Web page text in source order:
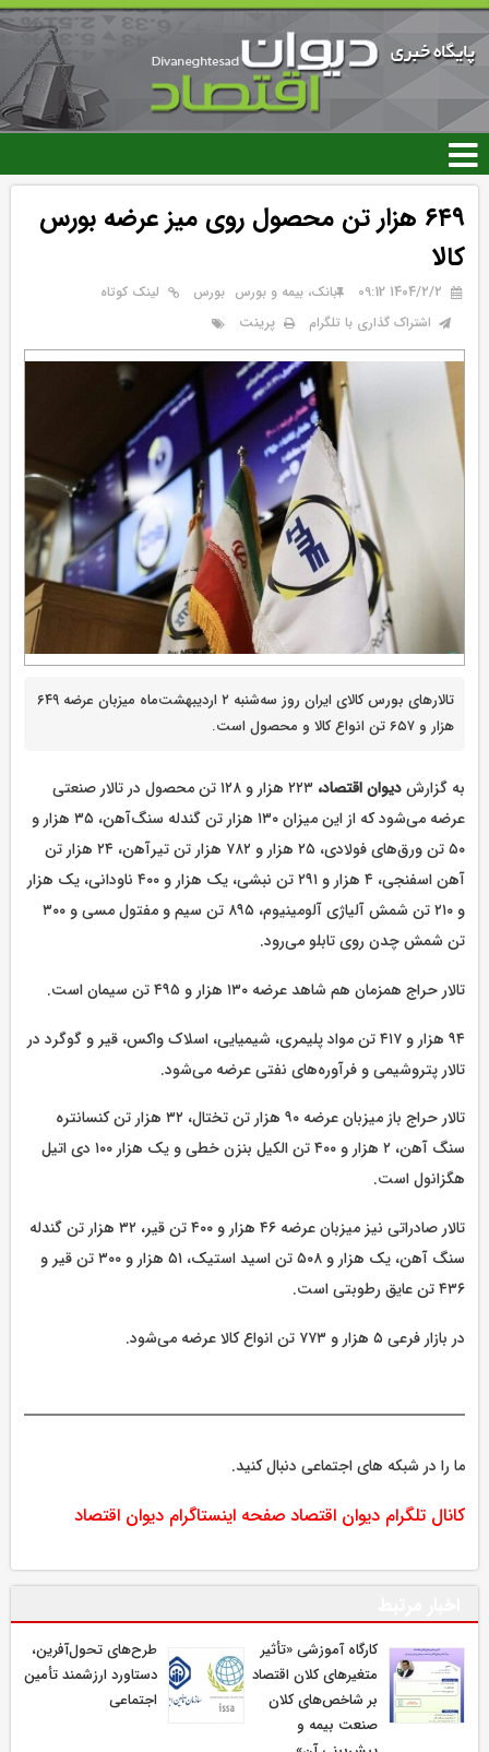
رفتن
محتوای
اصلی
۶۴۹ هزار تن محصول روی میز عرضه بورس
کالا
۱۴۰۴/۲/۲ 09:12 بانک، بیمه و بورس بورس
لینک کوتاه
اشتراک گذاری با تلگرام
پرینت
تالارهای بورس کالای ایران روز سه‌شنبه ۲ اردیبهشت‌ماه میزبان عرضه ۶۴۹
هزار و ۶۵۷ تن انواع کالا و محصول است.
به گزارشدیوان اقتصاد،
۲۲۳ هزار و ۱۲۸ تن محصول در تالار صنعتی
عرضه می‌شود که از این میزان ۱۳۰ هزار تن گندله سنگ‌آهن، ۳۵ هزار و
۵۰ تن ورق‌های فولادی، ۲۵ هزار و ۷۸۲ هزار تن تیرآهن، ۲۴ هزار تن
آهن اسفنجی، ۴ هزار و ۲۹۱ تن نبشی، یک هزار و ۴۰۰ ناودانی، یک هزار
و ۲۱۰ تن شمش آلیاژی آلومینیوم، ۸۹۵ تن سیم و مفتول مسی و ۳۰۰
تن شمش چدن روی تابلو می‌رود.
تالار حراج همزمان هم شاهد عرضه ۱۳۰ هزار و ۴۹۵ تن سیمان است.
۹۴ هزار و ۴۱۷ تن مواد پلیمری، شیمیایی، اسلاک واکس، قیر و گوگرد در
تالار پتروشیمی و فرآوره‌های نفتی عرضه می‌شود.
تالار حراج باز میزبان عرضه ۹۰ هزار تن تختال، ۳۲ هزار تن کنسانتره
سنگ آهن، ۲ هزار و ۴۰۰ تن الکیل بنزن خطی و یک هزار ۱۰۰ دی اتیل
هگزانول است.
تالار صادراتی نیز میزبان عرضه ۴۶ هزار و ۴۰۰ تن قیر، ۳۲ هزار تن گندله
سنگ آهن، یک هزار و ۵۰۸ تن اسید استیک، ۵۱ هزار و ۳۰۰ تن قیر و
۴۳۶ تن عایق رطوبتی است.
در بازار فرعی ۵ هزار و ۷۷۳ تن انواع کالا عرضه می‌شود.
ما را در شبکه های اجتماعی دنبال کنید.
کانال تلگرام دیوان اقتصاد صفحه اینستاگرام دیوان اقتصاد
كارگاه آموزشی «تأثیر
متغیرهای كلان اقتصاد
بر شاخص‌های كلان
صنعت بیمه و
طرح‌های تحول‌آفرین،
دستاورد ارزشمند تأمین
اجتماعی